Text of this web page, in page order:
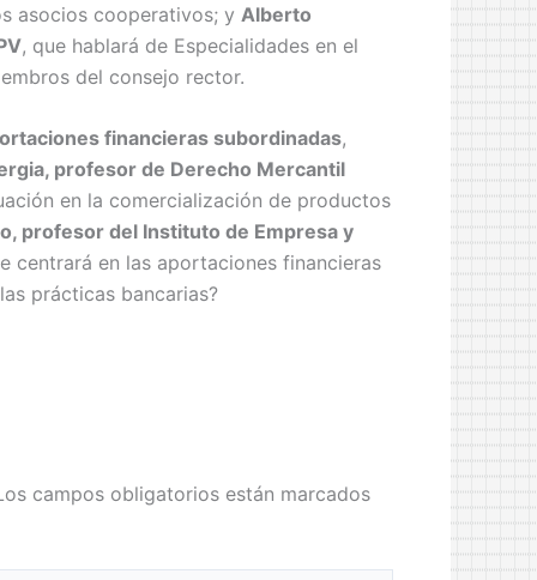
asocios cooperativos; y Alberto
, que hablará de Especialidades en el
del consejo rector.
financieras subordinadas,
profesor de Derecho Mercantil
en la comercialización de productos
profesor del Instituto de Empresa y
centrará en las aportaciones financieras
prácticas bancarias?
campos obligatorios están marcados